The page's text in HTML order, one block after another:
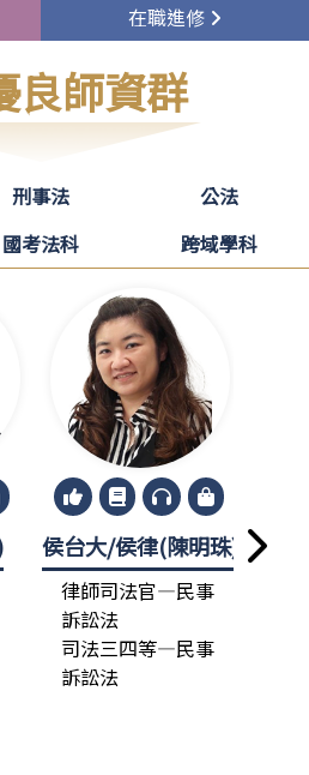
在職進修
良師資群
刑事法
公法
國考法科 跨域學科
侯台大/侯律(陳明珠)
律師司法官—民事
訴訟法
司法三四等—民事
訴訟法
龍政